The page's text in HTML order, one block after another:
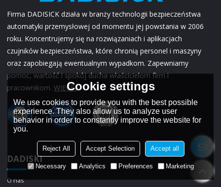
Firma DADISICK działa w branży technologii bezpieczeństwa
automatyki przemysłowej od momentu jej powstania w 2006
roku. Koncentrujemy się na rozwiązaniach i aplikacjach
czujników bezpieczeństwa, które chronią personel i maszyny
oraz zapobiegają ewentualnym wypadkom. Zapewniamy
pomoc, wartość i spokój ducha właścicielom firm i
pracownikom.WIĘCEJ
DADISKI
O nas
Cookie settings
We use cookies to provide you with the best possible
experience. They also allow us to analyze user
behavior in order to constantly improve the website for
you.
Reject All Accept Selection Accept all
Necessary Analytics Preferences Marketing